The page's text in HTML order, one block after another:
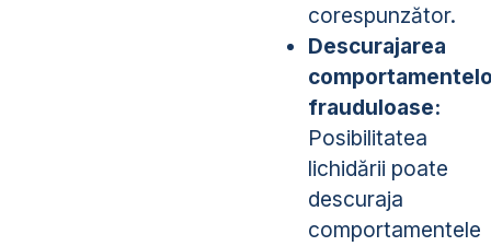
corespunzător.
Descurajarea
frauduloase:
Posibilitatea
lichidării poate
descuraja
comportamentele